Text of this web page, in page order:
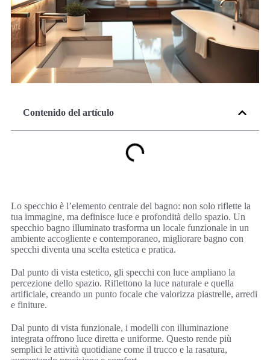
Contenido del artículo
Lo specchio è l’elemento centrale del bagno: non solo riflette la
tua immagine, ma definisce luce e profondità dello spazio. Un
specchio bagno illuminato trasforma un locale funzionale in un
ambiente accogliente e contemporaneo, migliorare bagno con
specchi diventa una scelta estetica e pratica.
Dal punto di vista estetico, gli specchi con luce ampliano la
percezione dello spazio. Riflettono la luce naturale e quella
artificiale, creando un punto focale che valorizza piastrelle, arredi
e finiture.
Dal punto di vista funzionale, i modelli con illuminazione
integrata offrono luce diretta e uniforme. Questo rende più
semplici le attività quotidiane come il trucco e la rasatura,